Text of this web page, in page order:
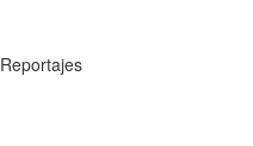
Reportajes